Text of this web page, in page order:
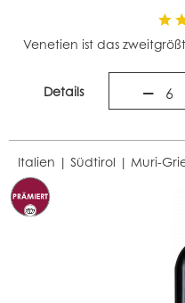
Venetien ist das
Details 6
Italien | Südtirol |Muri-